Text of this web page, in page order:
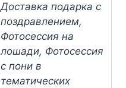
Доставка подарка с
поздравлением,
Фотосессия на
лошади, Фотосессия
с пони в
тематических